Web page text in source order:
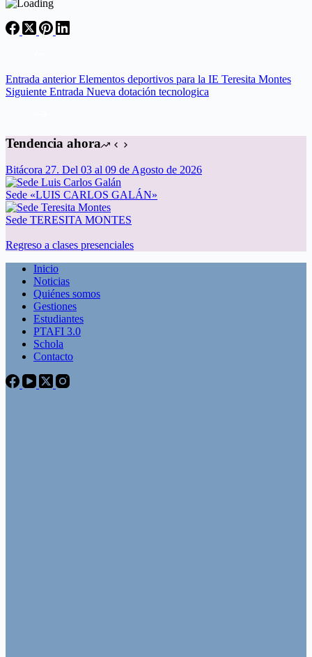
Entrada anteriorElementos deportivos para la IE Teresita Montes
Siguiente Entrada Nueva dotación tecnologica
Tendencia ahora
Bitácora 27. Del 03 al 09 de Agosto de 2026
Sede «LUIS CARLOS GALÁN»
Sede TERESITA MONTES
Regreso a clases presenciales
Inicio
Noticias
Quiénes somos
Gestiones
Estudiantes
PTAFI 3.0
Schola
Contacto